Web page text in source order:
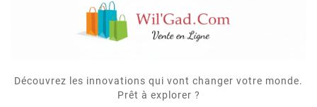
Découvrez les innovations qui vont changer votre monde.
Prêt à explorer ?